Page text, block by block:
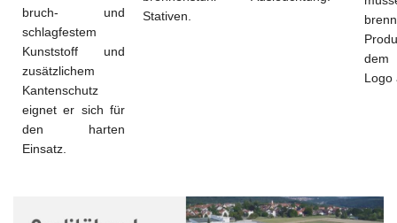
bruch- und
schlagfestem
Kunststoff und
zusätzlichem
Kantenschutz
eignet er sich für
den harten
Einsatz.
Stativen
Logo